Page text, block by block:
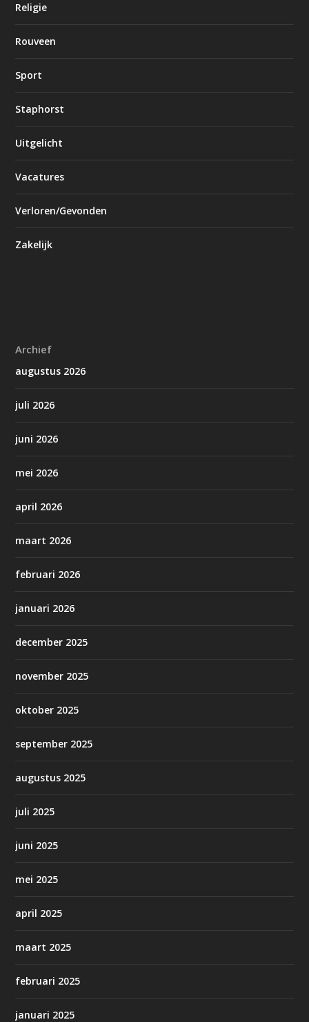
Religie
Rouveen
Sport
Staphorst
Uitgelicht
Vacatures
Verloren/Gevonden
Zakelijk
Archief
augustus 2026
juli 2026
juni 2026
mei 2026
april 2026
maart 2026
februari 2026
januari 2026
december 2025
november 2025
oktober 2025
september 2025
augustus 2025
juli 2025
juni 2025
mei 2025
april 2025
maart 2025
februari 2025
januari 2025